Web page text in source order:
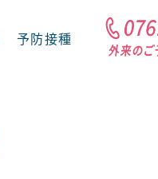
予防接種